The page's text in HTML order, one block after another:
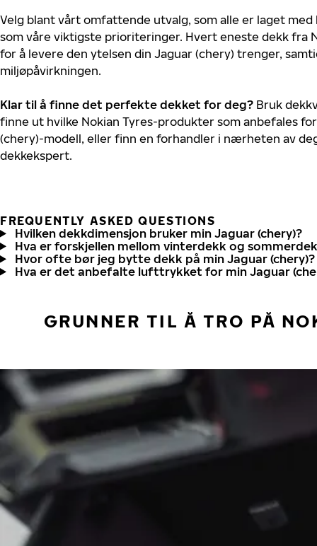
Velg blant vårt omfattende utvalg, som alle er laget
som våre viktigste prioriteringer. Hvert eneste dekk fra
for å levere den ytelsen din Jaguar (chery) trenger,
miljøpåvirkningen.
Klar til å finne det perfekte dekket for deg? Bruk
finne ut hvilke Nokian Tyres-produkter som anbefales
(chery)-modell, eller finn en forhandler i nærheten av
dekkekspert.
FREQUENTLY ASKED QUESTIONS
Hvilken dekkdimensjon bruker min Jaguar (chery)?
Hva er forskjellen mellom vinterdekk og
Hvor ofte bør jeg bytte dekk på min Jaguar (chery)?
Hva er det anbefalte lufttrykket for min Jaguar
GRUNNER TIL Å TRO PÅ